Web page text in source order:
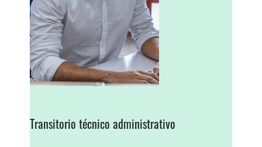
Transitorio técnico administrativo